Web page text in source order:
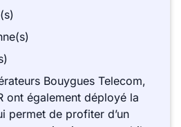
Bouygues Telecom,
ont également déployé la
permet de profiter d’un